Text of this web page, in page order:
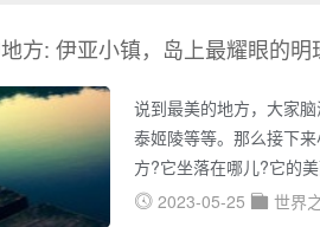
高原。
方: 伊亚小镇，岛上最耀眼的明
说到最美的地方，大家
泰姬陵等等。那么接下
方?它坐落在哪儿?它的
界上美丽、浪漫的地方
2023-05-25 世界